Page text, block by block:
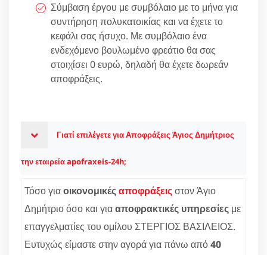
Σύμβαση έργου με συμβόλαιο με το μήνα για
συντήρηση πολυκατοικίας και να έχετε το
κεφάλι σας ήσυχο. Με συμβόλαιο ένα
ενδεχόμενο βουλωμένο φρεάτιο θα σας
στοιχίσει 0 ευρώ, δηλαδή θα έχετε δωρεάν
αποφράξεις.
Γιατί επιλέγετε για Αποφράξεις Άγιος Δημήτριος
την εταιρεία apofraxeis-24h;
Τόσο γιαοικονομικέςαποφράξειςστον Άγιο
Δημήτριο όσο και γιααποφρακτικές υπηρεσίες με
επαγγελματίες του ομίλου ΣΤΕΡΓΙΟΣ ΒΑΣΙΛΕΙΟΣ.
Ευτυχώς είμαστε στην αγορά για πάνω από40